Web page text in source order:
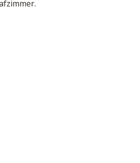
mit Lamellen in Bianco-